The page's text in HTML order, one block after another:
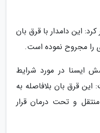
این دامدار با قرق بان
را مجروح نموده است.
ایسنا در مورد شرایط
قرق بان بلافاصله به
و تحت درمان قرار